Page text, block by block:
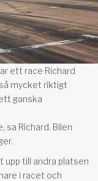
ett race Richard
mycket riktigt
ganska
Richard. Bilen
upp till andra platsen
i racet och